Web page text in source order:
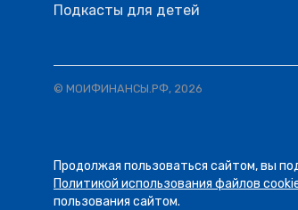
Подкасты для детей
© МОИФИНАНСЫ.РФ, 2026
ЛЕНТА
НОВОСТЕЙ
07.08 13:34
Пятница! А
Продолжая пользоваться сайтом, вы
Политикой использования файлов
пользования сайтом.